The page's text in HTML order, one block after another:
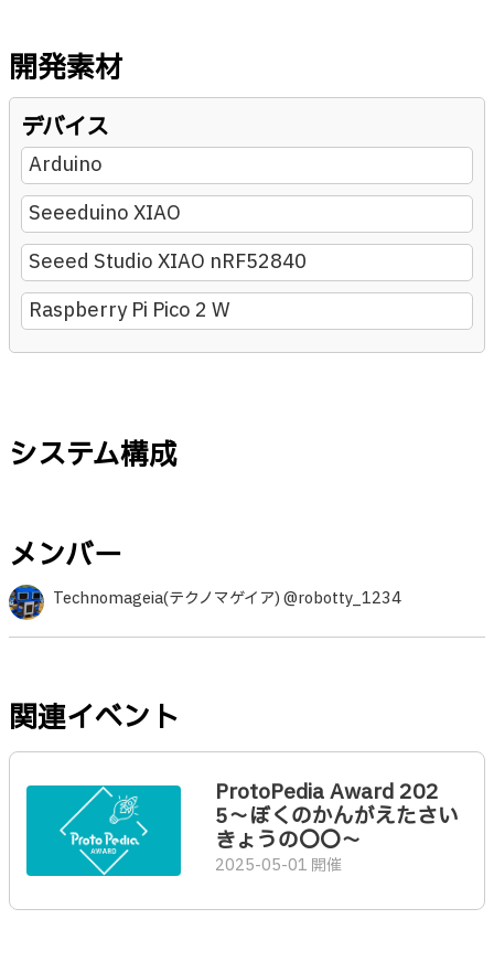
開発素材
デバイス
Arduino
Seeeduino XIAO
Seeed Studio XIAO nRF52840
Raspberry Pi Pico 2 W
システム構成
メンバー
Technomageia(テクノマゲイア) @robotty_1234
関連イベント
ProtoPedia Award 202
5〜ぼくのかんがえたさい
きょうの〇〇〜
2025-05-01 開催